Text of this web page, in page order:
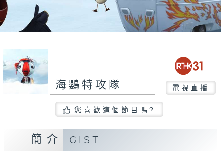
海鸚特攻隊 電視直播
您喜歡這個節目嗎?
簡介 GIST